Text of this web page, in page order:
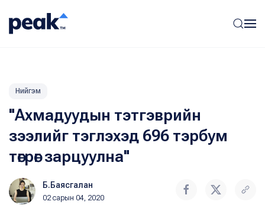
Нийгэм
"Ахмадуудын тэтгэврийн
зээлийг тэглэхэд 696 тэрбум
төгрөг зарцуулна"
Б.Баясгалан
02 сарын 04, 2020